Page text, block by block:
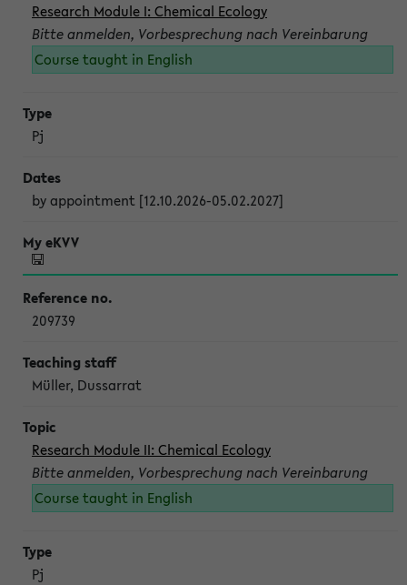
Research Module I: Chemical Ecology
Bitte anmelden, Vorbesprechung nach Vereinbarung
Course taught in English
Pj
by appointment [12.10.2026-05.02.2027]
209739
Müller, Dussarrat
Research Module II: Chemical Ecology
Bitte anmelden, Vorbesprechung nach Vereinbarung
Course taught in English
Pj